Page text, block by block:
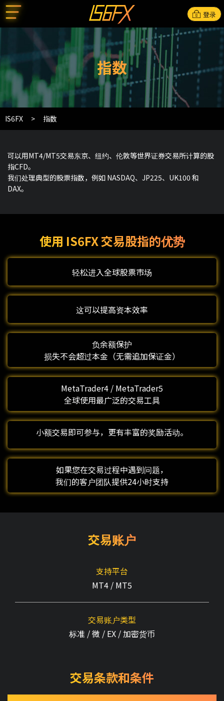
登录
指数
IS6FX 指数
可以用MT4/MT5交易东京、纽约、伦敦等世界证券交易所计算的股
指CFD。
我们处理典型的股票指数，例如 NASDAQ、JP225、UK100 和
DAX。
使用 IS6FX 交易股指的优势
轻松进入全球股票市场
这可以提高资本效率
负余额保护
损失不会超过本金（无需追加保证金）
MetaTrader4 / MetaTrader5
全球使用最广泛的交易工具
小额交易即可参与，更有丰富的奖励活动。
如果您在交易过程中遇到问题，
我们的客户团队提供24小时支持
交易账户
支持平台
MT4 / MT5
交易账户类型
标准 / 微 / EX / 加密货币
交易条款和条件